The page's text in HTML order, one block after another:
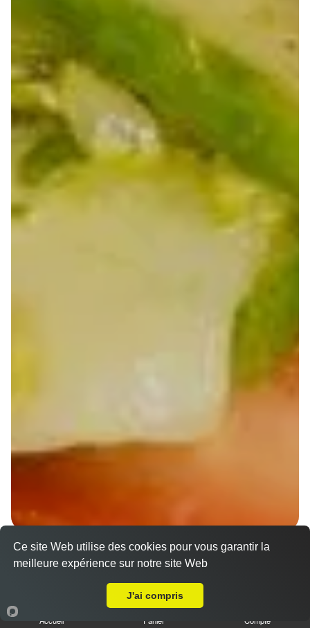
Wraps Chicken
8.50 €
Accueil Panier Compte
Ce site Web utilise des cookies pour vous garantir la
meilleure expérience sur notre site Web
J'ai compris